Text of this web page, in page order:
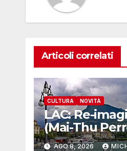
Articoli correlati
CULTURA NOVITÀ
LAC: Re-
(Mai-Thu
Una
AGO 8, 2026